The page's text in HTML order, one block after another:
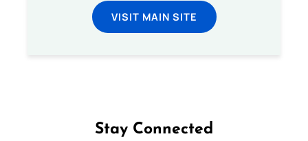
VISIT MAIN SITE
Stay Connected